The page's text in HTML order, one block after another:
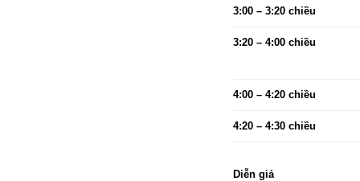
3:00 – 3:20 chiều
3:20 – 4:00 chiều
4:00 – 4:20 chiều
4:20 – 4:30 chiều
Diễn giả